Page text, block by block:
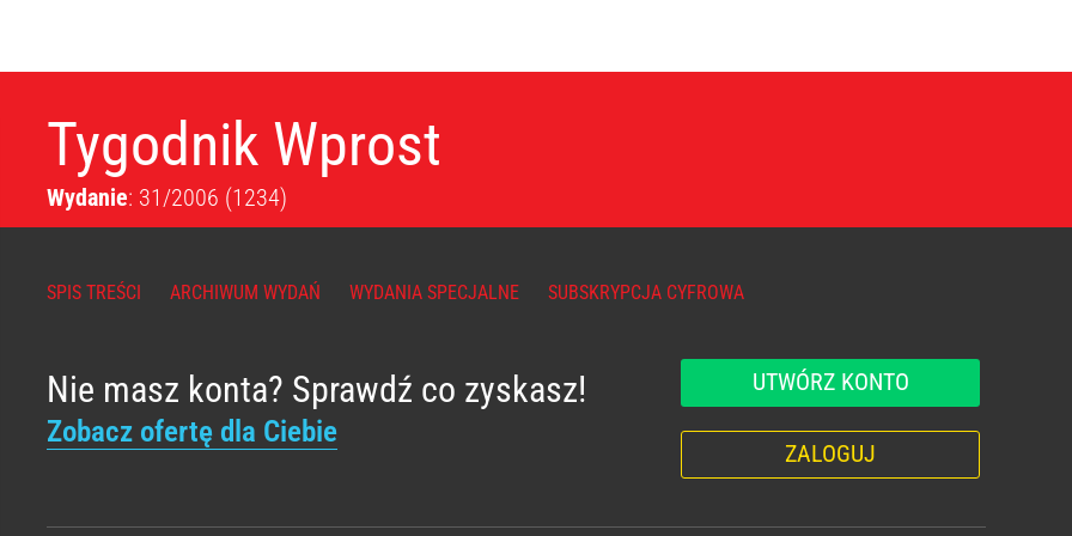
Tygodnik Wprost
Wydanie: 31/2006 (1234)
SPIS TREŚCI ARCHIWUM WYDAŃ WYDANIA SPECJALNE SUBSKRYPCJA CYFROWA
Nie masz konta? Sprawdź co zyskasz!
Zobacz ofertę dla Ciebie
UTWÓRZ KONTO
ZALOGUJ